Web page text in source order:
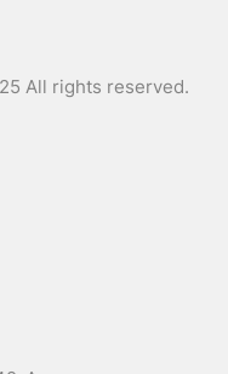
All rights reserved.